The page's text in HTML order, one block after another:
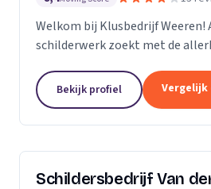
Welkom bij Klusbedrijf Weeren!
schilderwerk zoekt met de
kwaliteit omdat schilderwerk
ziet...
Bekijk profiel
Schildersbedrijf Van